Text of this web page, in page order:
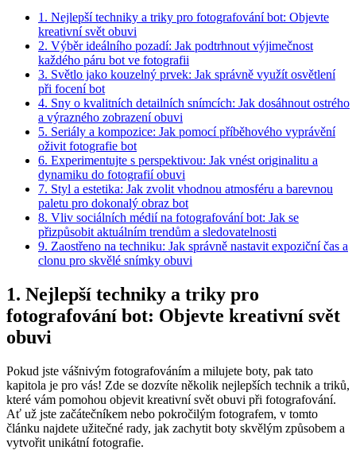
1. Nejlepší techniky a triky pro fotografování bot: Objevte
kreativní svět obuvi
2. Výběr ideálního ‌pozadí: Jak podtrhnout výjimečnost
každého páru bot ve fotografii
3. Světlo jako⁣ kouzelný prvek: Jak správně využít osvětlení
při focení bot
4. Sny ⁤o kvalitních detailních snímcích: Jak dosáhnout ostrého
a výrazného​ zobrazení ‌obuvi
5. Seriály a kompozice: Jak pomocí příběhového‌ vyprávění
oživit fotografie ⁤bot
6.‌ Experimentujte s perspektivou: Jak vnést⁤ originalitu⁣ a
dynamiku do ‌fotografií obuvi
7. Styl a estetika: Jak‍ zvolit vhodnou⁣ atmosféru‍ a⁣ barevnou
paletu pro dokonalý ‍obraz ‍bot
8. Vliv sociálních médií na fotografování ‍bot: ⁤Jak⁤ se
přizpůsobit aktuálním trendům a⁢ sledovatelnosti
9. Zaostřeno na ⁢techniku: Jak správně nastavit expoziční⁢ čas a
clonu pro skvělé ⁤snímky obuvi
1. Nejlepší techniky a triky pro
fotografování bot: Objevte kreativní svět
obuvi
Pokud​ jste‍ vášnivým fotografováním​ a milujete boty, pak tato
kapitola je pro‍ vás! ⁣Zde se dozvíte ⁢několik‍ nejlepších technik a⁢ triků,
které​ vám pomohou objevit kreativní svět‌ obuvi⁢ při fotografování.
Ať ‌už jste začátečníkem nebo‍ pokročilým fotografem, ‍v tomto
článku najdete užitečné rady, jak zachytit boty skvělým⁢ způsobem‍ a
vytvořit unikátní fotografie.